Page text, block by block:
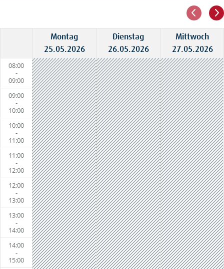
08:00
-
09:00
09:00
-
10:00
10:00
-
11:00
11:00
-
12:00
12:00
-
13:00
13:00
-
14:00
14:00
-
15:00
Montag
25.05.2026
Dienstag
26.05.2026
Mittwoch
27.05.2026